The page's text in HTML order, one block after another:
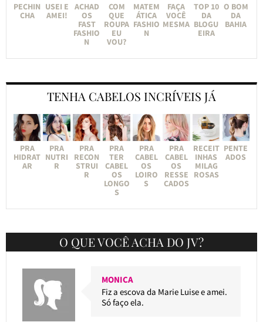
PECHIN
CHA
USEI E
AMEI!
ACHAD
OS
FAST
FASHIO
N
COM
QUE
ROUPA
EU
VOU?
MATEM
ÁTICA
FASHIO
N
FAÇA
VOCÊ
MESMA
TOP 10
DA
BLOGU
EIRA
O BOM
DA
BAHIA
TENHA CABELOS INCRÍVEIS JÁ
PRA
HIDRAT
AR
PRA
NUTRI
R
PRA
RECON
STRUI
R
PRA
TER
CABEL
OS
LONGO
S
PRA
CABEL
OS
LOIRO
S
PRA
CABEL
OS
RESSE
CADOS
RECEIT
INHAS
MILAG
ROSAS
PENTE
ADOS
O QUE VOCÊ ACHA DO JV?
MONICA
Fiz a escova da Marie Luise e amei.
Só faço ela.